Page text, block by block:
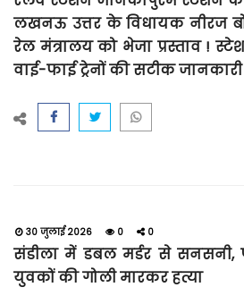
लखनऊ उत्तर के विधायक नीरज
रेल मंत्रालय को भेजा प्रस्ताव !
वाई-फाई ट्रेनों की सटीक
30 जुलाई 2026 0 0
संडीला में डबल मर्डर से सनसनी,
युवकों की गोली मारकर हत्या